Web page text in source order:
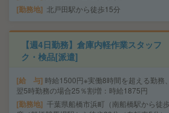
勤務地 北戸田駅から徒歩15分
【週4日勤務】倉庫内軽作業スタッ
ク・検品[派遣]
給 与 時給1500円※実働8時間を超える勤務
翌5時勤務の場合25％割増：時給1875円
勤務地 千葉県船橋市浜町（南船橋駅から徒